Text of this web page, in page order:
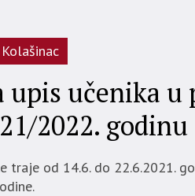
upis učenika u
2022. godinu
traje od 14.6. do 22.6.2021.